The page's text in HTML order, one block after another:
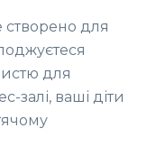
створено для
для
залі, ваші діти